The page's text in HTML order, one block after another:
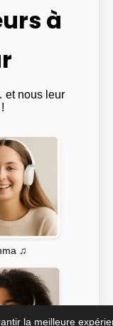
à
et nous leur
♫
la meilleure